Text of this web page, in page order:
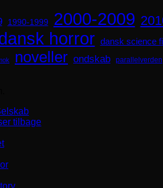
1990-1999 2000-2009
horror dansk science
noveller ondskab parallelverden
tilbage